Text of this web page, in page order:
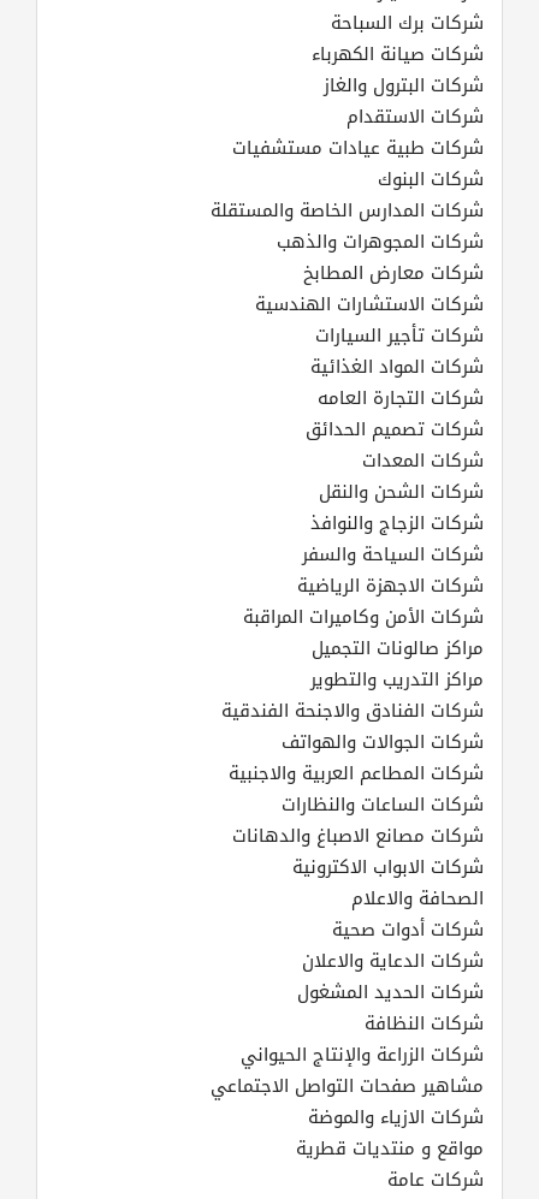
شركات برك السباحة
شركات صيانة الكهرباء
شركات البترول والغاز
شركات الاستقدام
شركات طبية عيادات مستشفيات
شركات البنوك
شركات المدارس الخاصة والمستقلة
شركات المجوهرات والذهب
شركات معارض المطابخ
شركات الاستشارات الهندسية
شركات تأجير السيارات
شركات المواد الغذائية
شركات التجارة العامه
شركات تصميم الحدائق
شركات المعدات
شركات الشحن والنقل
شركات الزجاج والنوافذ
شركات السياحة والسفر
شركات الاجهزة الرياضية
شركات الأمن وكاميرات المراقبة
مراكز صالونات التجميل
مراكز التدريب والتطوير
شركات الفنادق والاجنحة الفندقية
شركات الجوالات والهواتف
شركات المطاعم العربية والاجنبية
شركات الساعات والنظارات
شركات مصانع الاصباغ والدهانات
شركات الابواب الاكترونية
الصحافة والاعلام
شركات أدوات صحية
شركات الدعاية والاعلان
شركات الحديد المشغول
شركات النظافة
شركات الزراعة والإنتاج الحيواني
مشاهير صفحات التواصل الاجتماعي
شركات الازياء والموضة
مواقع و منتديات قطرية
شركات عامة